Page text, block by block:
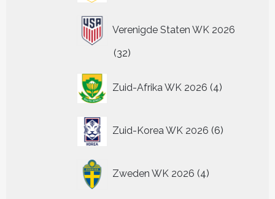
Verenigde Staten WK 2026
3232
Zuid-Afrika WK 2026 4
producten
Zuid-Korea WK 2026 6
producten
Zweden WK 2026 4
producten